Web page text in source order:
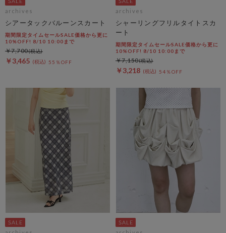
archives
シアータックバルーンスカート
期間限定タイムセールSALE価格から更に
10%OFF! 8/10 10:00まで
￥3,465 55％OFF
￥7,700
archives
シャーリングフリルタイトスカ
ート
期間限定タイムセールSALE価格から更に
10%OFF! 8/10 10:00まで
￥3,218 54％OFF
￥7,150